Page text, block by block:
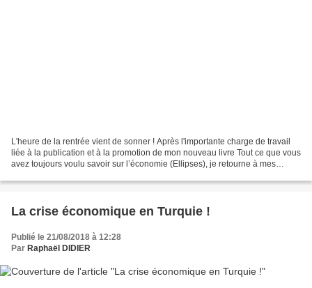
L'heure de la rentrée vient de sonner ! Après l'importante charge de travail
liée à la publication et à la promotion de mon nouveau livre Tout ce que vous
avez toujours voulu savoir sur l’économie (Ellipses), je retourne à mes
La crise économique en Turquie !
Publié le 21/08/2018 à 12:28
Par Raphaël DIDIER